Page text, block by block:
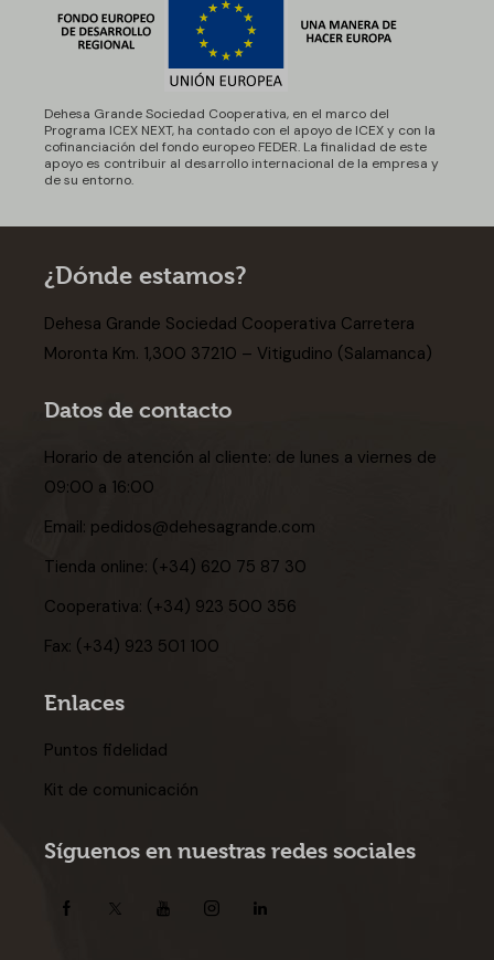
¿Dónde estamos?
Dehesa Grande Sociedad Cooperativa Carretera
Moronta Km. 1,300 37210 – Vitigudino (Salamanca)
Datos de contacto
Horario de atención al cliente: de lunes a viernes de
09:00 a 16:00
Email: pedidos@dehesagrande.com
Tienda online: (+34) 620 75 87 30
Cooperativa: (+34) 923 500 356
Fax: (+34) 923 501 100
Enlaces
Puntos fidelidad
Kit de comunicación
Síguenos en nuestras redes sociales
Dehesa Grande Sociedad Cooperativa, en el marco del
Programa ICEX NEXT, ha contado con el apoyo de ICEX y con la
cofinanciación del fondo europeo FEDER. La finalidad de este
apoyo es contribuir al desarrollo internacional de la empresa y
de su entorno.